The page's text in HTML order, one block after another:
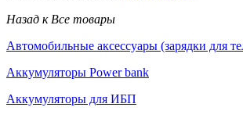
Назад к Все товары
Автомобильные аксессуары (зарядки для
Аккумуляторы Power bank
Аккумуляторы для ИБП